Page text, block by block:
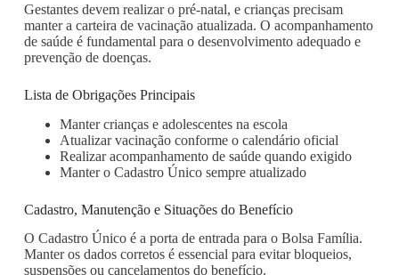
Gestantes devem realizar o pré-natal, e crianças precisam
manter a carteira de vacinação atualizada. O acompanhamento
de saúde é fundamental para o desenvolvimento adequado e
prevenção de doenças.
Lista de Obrigações Principais
Manter crianças e adolescentes na escola
Atualizar vacinação conforme o calendário oficial
Realizar acompanhamento de saúde quando exigido
Manter o Cadastro Único sempre atualizado
Cadastro, Manutenção e Situações do Benefício
O Cadastro Único é a porta de entrada para o Bolsa Família.
Manter os dados corretos é essencial para evitar bloqueios,
suspensões ou cancelamentos do benefício.